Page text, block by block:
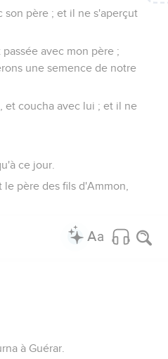
père ; et il ne s'aperçut
avec mon père ;
une semence de notre
et coucha avec lui ; et il ne
ce jour.
père des fils d'Ammon,
à Guérar.